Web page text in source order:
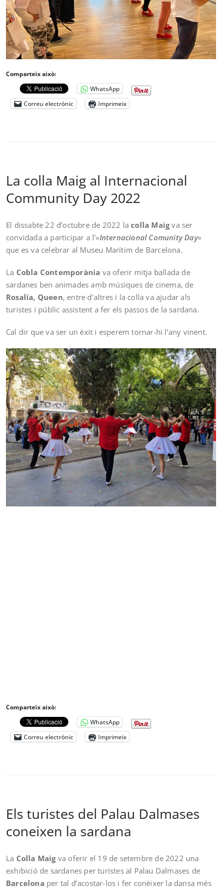
Comparteix això:
WhatsApp
Correu electrònic
Imprimeix
La colla Maig al Internacional
Community Day 2022
El dissabte 22 d’octubre de 2022 lacolla Maigva ser
convidada a participar a l'»Internacional Comunity Day»
que es va celebrar al Museu Marítim de Barcelona.
La Cobla Contemporània va oferir mitja ballada de
sardanes ben animades amb músiques de cinema, de
Rosalía, Queen, entre d’altres i la colla va ajudar als
turistes i públic assistent a fer els passos de la sardana.
Cal dir que va ser un èxit i esperem tornar-hi l’any vinent.
Comparteix això:
WhatsApp
Correu electrònic
Imprimeix
Els turistes del Palau Dalmases
coneixen la sardana
La Colla Maigva oferir el 19 de setembre de 2022 una
exhibició de sardanes per turistes al Palau Dalmases de
Barcelona per tal d’acostar-los i fer conèixer la dansa més